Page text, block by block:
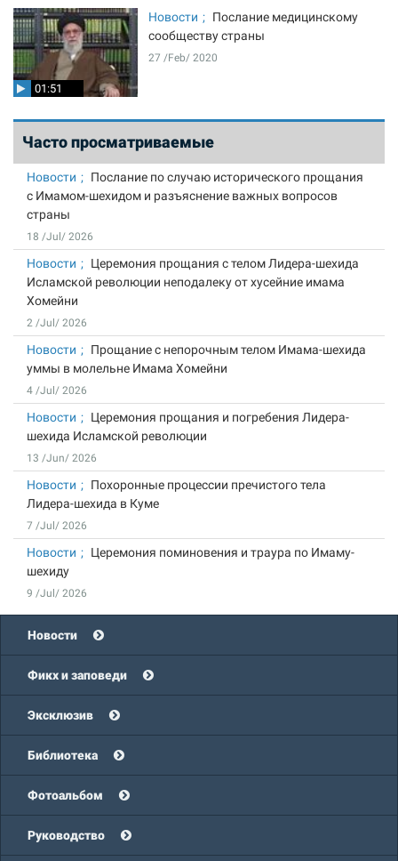
01:51
Новости
Послание медицинскому
сообществу страны
27 /Feb/ 2020
Часто просматриваемые
Новости
Послание по случаю исторического прощания
с Имамом-шехидом и разъяснение важных вопросов
страны
18 /Jul/ 2026
Новости
Церемония прощания с телом Лидера-шехида
Исламской революции неподалеку от хусейние имама
Хомейни
2 /Jul/ 2026
Новости
Прощание с непорочным телом Имама-шехида
уммы в молельне Имама Хомейни
4 /Jul/ 2026
Новости
Церемония прощания и погребения Лидера-
шехида Исламской революции
13 /Jun/ 2026
Новости
Похоронные процессии пречистого тела
Лидера-шехида в Куме
7 /Jul/ 2026
Новости
Церемония поминовения и траура по Имаму-
шехиду
9 /Jul/ 2026
Новости
Фикх и заповеди
Эксклюзив
Библиотека
Фотоальбом
Руководство